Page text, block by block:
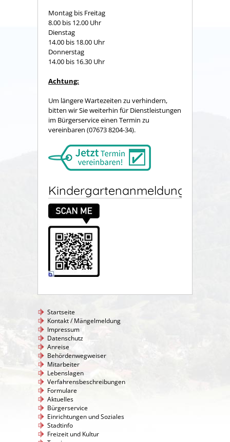
Montag bis Freitag
8.00 bis 12.00 Uhr
Dienstag
14.00 bis 18.00 Uhr
Donnerstag
14.00 bis 16.30 Uhr
Achtung:
Um längere Wartezeiten zu verhindern,
bitten wir Sie weiterhin für Dienstleistungen
im Bürgerservice einen Termin zu
vereinbaren (07673 8204-34).
Kindergartenanmeldung
Startseite
Kontakt / Mängelmeldung
Impressum
Datenschutz
Anreise
Behördenwegweiser
Mitarbeiter
Lebenslagen
Verfahrensbeschreibungen
Formulare
Aktuelles
Bürgerservice
Einrichtungen und Soziales
Stadtinfo
Freizeit und Kultur